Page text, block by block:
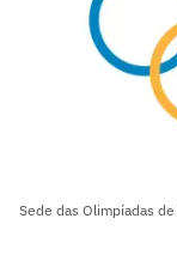
Sede das Olimpíadas